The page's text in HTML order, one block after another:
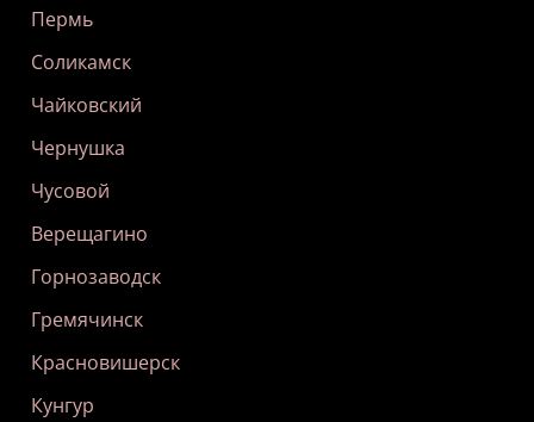
Пермь
Соликамск
Чайковский
Чернушка
Чусовой
Верещагино
Горнозаводск
Гремячинск
Красновишерск
Кунгур